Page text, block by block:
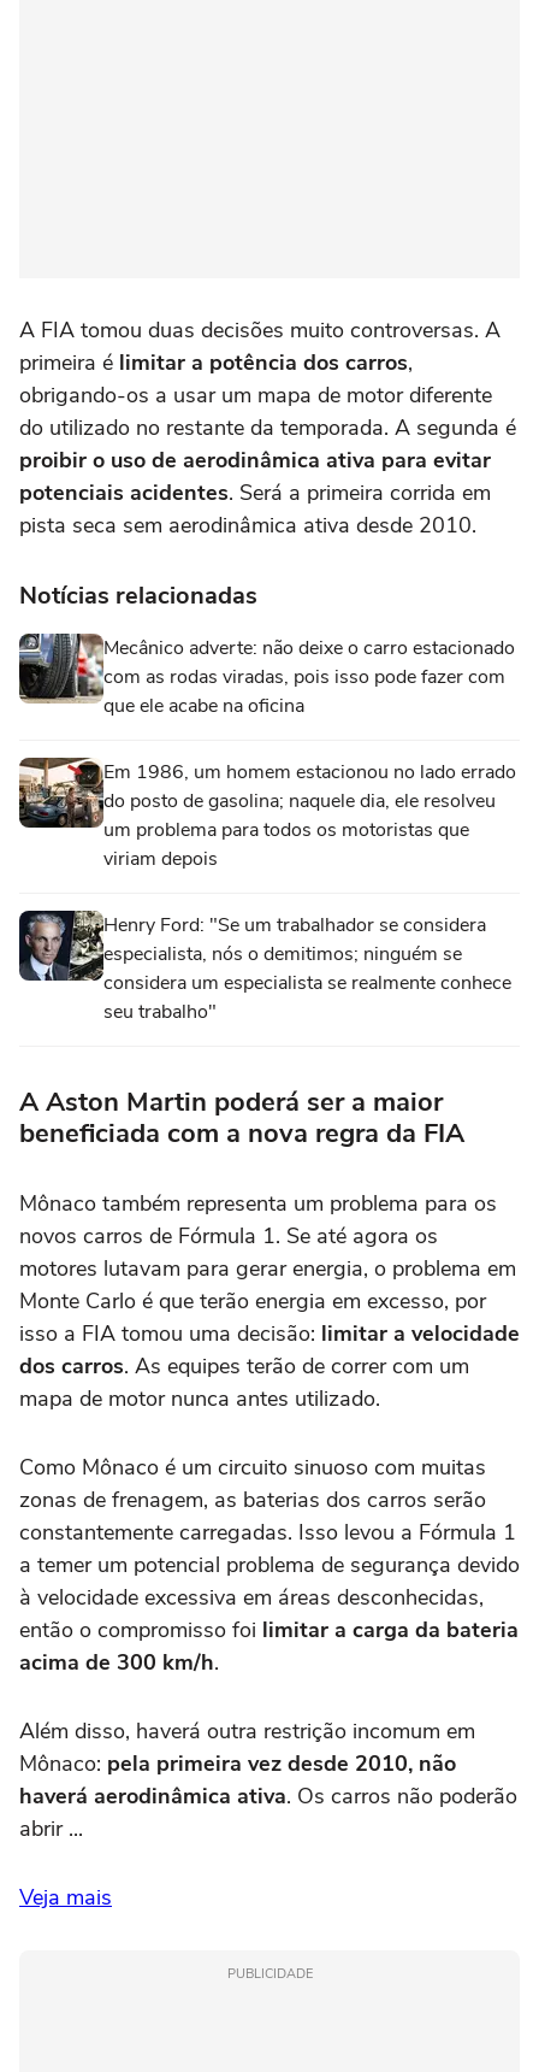
A FIA tomou duas decisões muito controversas. A
primeira é limitar a potência dos carros,
obrigando-os a usar um mapa de motor diferente
do utilizado no restante da temporada. A segunda é
proibir o uso de aerodinâmica ativa para evitar
potenciais acidentes. Será a primeira corrida em
pista seca sem aerodinâmica ativa desde 2010.
Notícias relacionadas
Mecânico adverte: não deixe o carro estacionado
com as rodas viradas, pois isso pode fazer com
que ele acabe na oficina
Em 1986, um homem estacionou no lado errado
do posto de gasolina; naquele dia, ele resolveu
um problema para todos os motoristas que
viriam depois
Henry Ford: "Se um trabalhador se considera
especialista, nós o demitimos; ninguém se
considera um especialista se realmente conhece
seu trabalho"
A Aston Martin poderá ser a maior
beneficiada com a nova regra da FIA
Mônaco também representa um problema para os
novos carros de Fórmula 1. Se até agora os
motores lutavam para gerar energia, o problema em
Monte Carlo é que terão energia em excesso, por
isso a FIA tomou uma decisão: limitar a velocidade
dos carros. As equipes terão de correr com um
mapa de motor nunca antes utilizado.
Como Mônaco é um circuito sinuoso com muitas
zonas de frenagem, as baterias dos carros serão
constantemente carregadas. Isso levou a Fórmula 1
a temer um potencial problema de segurança devido
à velocidade excessiva em áreas desconhecidas,
então o compromisso foi limitar a carga da bateria
acima de 300 km/h.
Além disso, haverá outra restrição incomum em
Mônaco: pela primeira vez desde 2010, não
haverá aerodinâmica ativa. Os carros não poderão
abrir ...
Veja mais
PUBLICIDADE